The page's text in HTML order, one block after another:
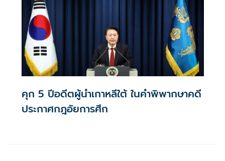
คุก 5 ปีอดีตผู้นำเกาหลีใต้ ในคำพิพากษาคดี
ประกาศกฎอัยการศึก